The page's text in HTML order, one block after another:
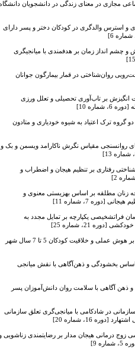
مجازی در معنای زندگی در دانشجویان دانشگاه
استرس والدگری در کودکان دختر و پسر دارای
انداز زمان بر هدفمندی با میانجیگری
روان‌شناختی در قمار بیمارگون جوانان
بر تاب‌آوری تحصیلی و تعلل ورزی
10]
ترک اعتیاد به شیوه خودیاری و متادون
مقیاس نگرش ناکارامد ویسمن و بک و
رفتاری بر تنظیم هیجان و اضطراب و
مطلقه بر اساس بهزیستی معنوی و
7، شماره 11]
یکپارچه بر تمایل مجدد به
21، شماره 25]
اثربخشی موسیقی درمانی بر هوش عملی و خلاقیت کودکان 5 تا 7 سال شهر
بخشودگی و ذهن‌آگاهی با نقش میانجی
ذهن آگاهی با سلامت روان دانش‌آموزان پسر
در شادکامی با میانجی‌گری تعلق سازمانی
16، شماره 20]
درمانی هیجان مدار بر رضایتمندی زناشویی و